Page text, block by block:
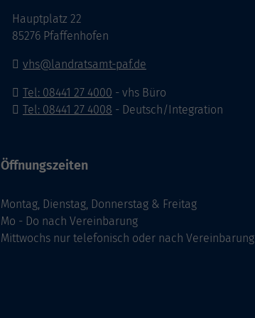
Hauptplatz 22
85276 Pfaffenhofen
vhs@landratsamt-paf.de
Tel: 08441 27 4000 - vhs Büro
Tel: 08441 27 4008 - Deutsch/Integration
Öffnungszeiten
Montag, Dienstag, Donnerstag & Freitag
Mo - Do nach Vereinbarung
Mittwochs nur telefonisch oder nach Vereinbarung